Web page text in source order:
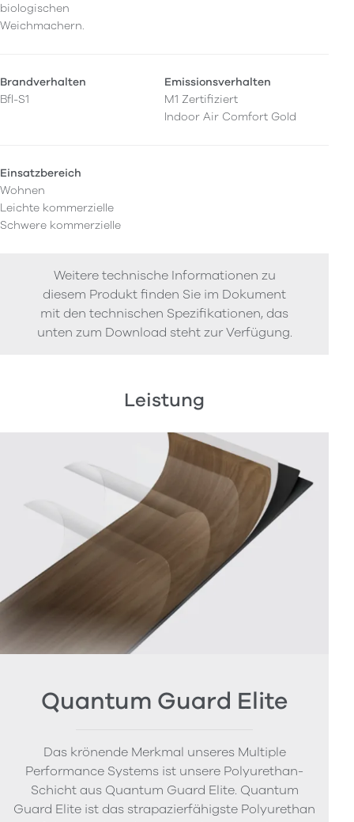
biologischen
Weichmachern.
Brandverhalten
Bfl-S1
Emissionsverhalten
M1 Zertifiziert
Indoor Air Comfort Gold
Einsatzbereich
Wohnen
Leichte kommerzielle
Schwere kommerzielle
Weitere technische Informationen zu
diesem Produkt finden Sie im Dokument
mit den technischen Spezifikationen, das
unten zum Download steht zur Verfügung.
Leistung
Quantum Guard Elite
Das krönende Merkmal unseres Multiple
Performance Systems ist unsere Polyurethan-
Schicht aus Quantum Guard Elite. Quantum
Guard Elite ist das strapazierfähigste Polyurethan